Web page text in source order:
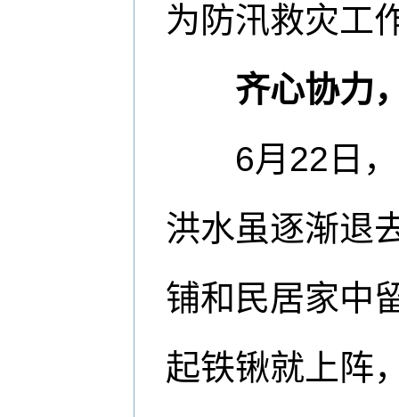
为防汛救灾工
齐心协力
6月22日，
洪水虽逐渐退
铺和民居家中
起铁锹就上阵